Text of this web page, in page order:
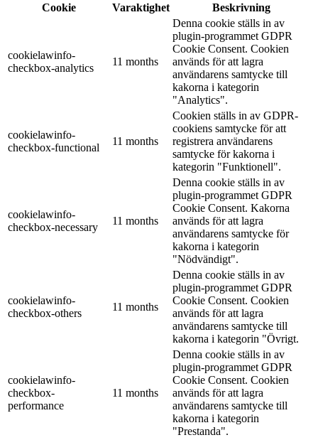
Cookie
Varaktighet Beskrivning
cookielawinfo-
checkbox-analytics
11 months
Denna cookie ställs in av
plugin-programmet GDPR
Cookie Consent. Cookien
används för att lagra
användarens samtycke till
kakorna i kategorin
"Analytics".
cookielawinfo-
checkbox-functional
11 months
Cookien ställs in av GDPR-
cookiens samtycke för att
registrera användarens
samtycke för kakorna i
kategorin "Funktionell".
cookielawinfo-
checkbox-necessary
11 months
Denna cookie ställs in av
plugin-programmet GDPR
Cookie Consent. Kakorna
används för att lagra
användarens samtycke för
kakorna i kategorin
"Nödvändigt".
cookielawinfo-
checkbox-others
11 months
Denna cookie ställs in av
plugin-programmet GDPR
Cookie Consent. Cookien
används för att lagra
användarens samtycke till
kakorna i kategorin "Övrigt.
cookielawinfo-
checkbox-
performance
11 months
Denna cookie ställs in av
plugin-programmet GDPR
Cookie Consent. Cookien
används för att lagra
användarens samtycke till
kakorna i kategorin
"Prestanda".